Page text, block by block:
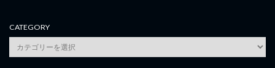
CATEGORY
category